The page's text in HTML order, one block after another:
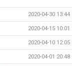
2020-04-30 13:44
2020-04-15 10:01
2020-04-10 12:05
2020-04-01 20:48